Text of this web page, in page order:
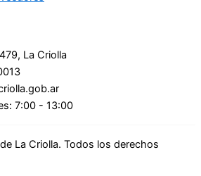
La Criolla
7:00 - 13:00
La Criolla. Todos los derechos